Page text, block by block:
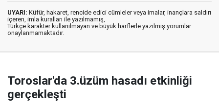
UYARI: Küfür, hakaret, rencide edici cümleler veya imalar, inançlara saldırı
içeren, imla kuralları ile yazılmamış,
Türkçe karakter kullanılmayan ve büyük harflerle yazılmış yorumlar
onaylanmamaktadır.
Toroslar'da 3.üzüm hasadı etkinliği
gerçekleşti